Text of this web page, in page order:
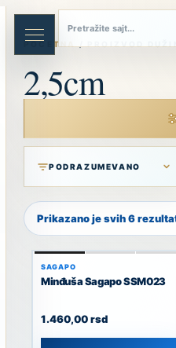
Skip
content
POČETNA
2,5cm
Prikazano je svih 6
SAGAPO
Minđuša Sagapo SSM023
1.460,00rsd